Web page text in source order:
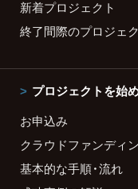
新着プロジェクト
終了間際のプロジェ
プロジェクトを始
お申込み
クラウドファンディ
基本的な手順・流れ